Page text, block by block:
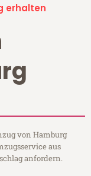
erhalten
von Hamburg
aus
anfordern.